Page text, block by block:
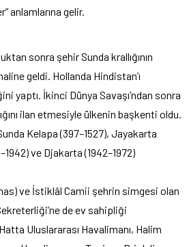
anlamlarına gelir.
sonra şehir Sunda krallığının
geldi. Hollanda Hindistan’ı
yaptı. İkinci Dünya Savaşı’ndan sonra
ilan etmesiyle ülkenin başkenti oldu.
Kelapa (397–1527), Jayakarta
ve Djakarta (1942–1972)
ve İstiklâl Camii şehrin simgesi olan
de ev sahipliği
Uluslararası Havalimanı, Halim